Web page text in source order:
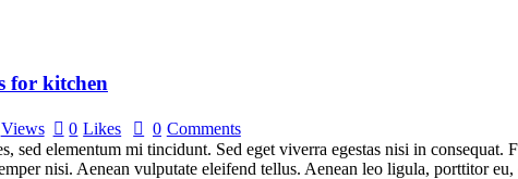
for kitchen
Views 0 Likes 0 Comments
sed elementum mi tincidunt. Sed eget viverra egestas nisi in
nisi. Aenean vulputate eleifend tellus. Aenean leo ligula, porttitor